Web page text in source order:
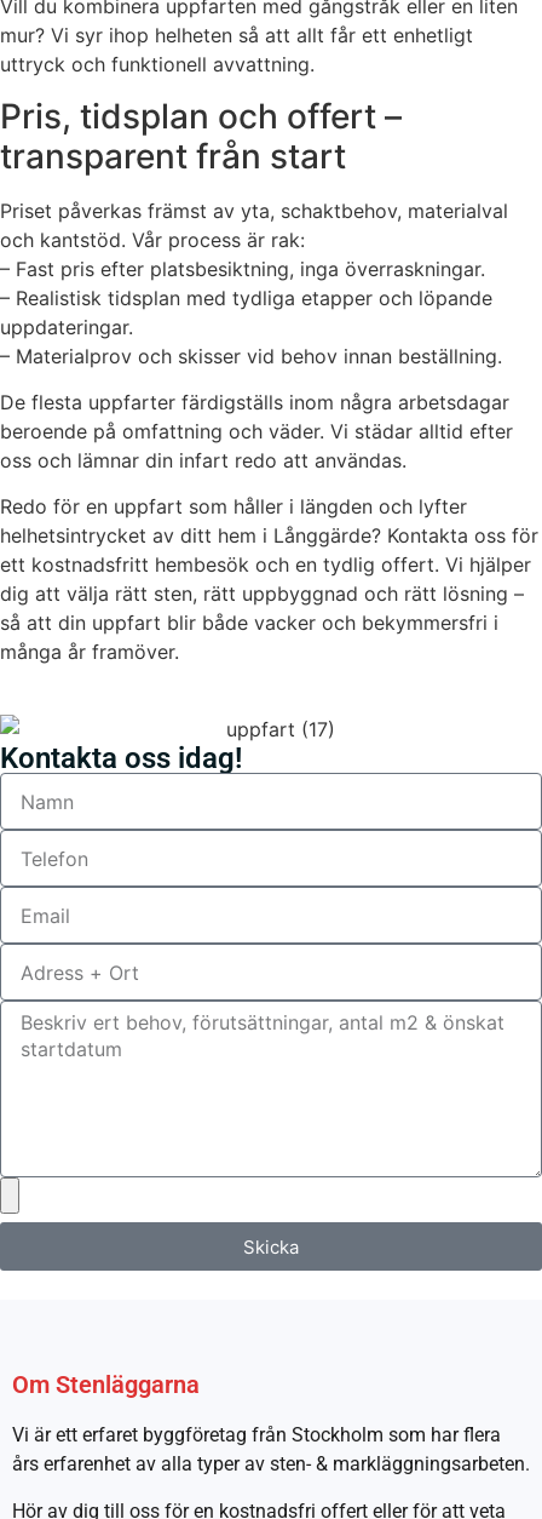
Vill du kombinera uppfarten med gångstråk eller en liten
mur? Vi syr ihop helheten så att allt får ett enhetligt
uttryck och funktionell avvattning.
Pris, tidsplan och offert –
transparent från start
Priset påverkas främst av yta, schaktbehov, materialval
och kantstöd. Vår process är rak:
– Fast pris efter platsbesiktning, inga överraskningar.
– Realistisk tidsplan med tydliga etapper och löpande
uppdateringar.
– Materialprov och skisser vid behov innan beställning.
De flesta uppfarter färdigställs inom några arbetsdagar
beroende på omfattning och väder. Vi städar alltid efter
oss och lämnar din infart redo att användas.
Redo för en uppfart som håller i längden och lyfter
helhetsintrycket av ditt hem i Långgärde? Kontakta oss för
ett kostnadsfritt hembesök och en tydlig offert. Vi hjälper
dig att välja rätt sten, rätt uppbyggnad och rätt lösning –
så att din uppfart blir både vacker och bekymmersfri i
många år framöver.
Kontakta oss idag!
Skicka
Om Stenläggarna
Vi är ett erfaret byggföretag från Stockholm som har flera
års erfarenhet av alla typer av sten- & markläggningsarbeten.
Hör av dig till oss för en kostnadsfri offert eller för att veta